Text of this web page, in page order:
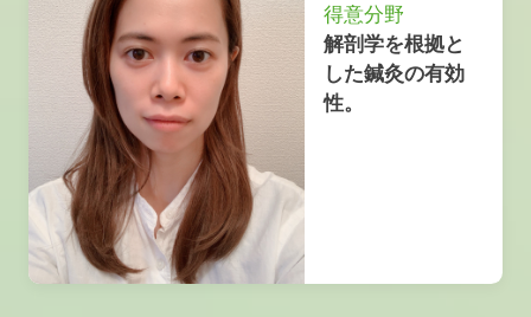
得意分野
解剖学を根拠と
した鍼灸の有効
性。